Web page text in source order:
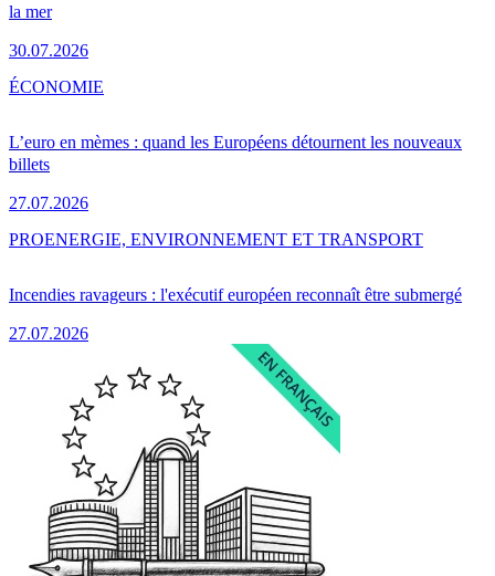
la mer
30.07.2026
L’euro en mèmes : quand les Européens détournent les nouveaux
billets
27.07.2026
ÉCONOMIE
Incendies ravageurs : l'exécutif européen reconnaît être submergé
27.07.2026
PROENERGIE, ENVIRONNEMENT ET TRANSPORT